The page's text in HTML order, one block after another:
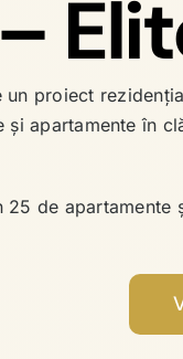
din 49
–
un proiect
și apartamente în
25 de